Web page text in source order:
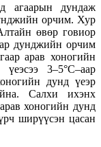
агаарын дундаж
орчим. Хур
өвөр говиор
дунджийн орчим
арав хоногийн
3–5°С–аар
дунд үеэр
Салхи ихэнх
хоногийн дунд
ширүүсэн цасан